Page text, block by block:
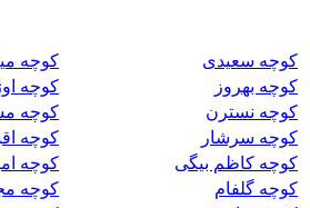
کوچه سعیدی
کوچه
کوچه بهروز
کوچه
کوچه نسترن
کوچه
کوچه سرشار
کوچه
کوچه کاظم بیگی
کوچه
کوچه گلفام
کوچه